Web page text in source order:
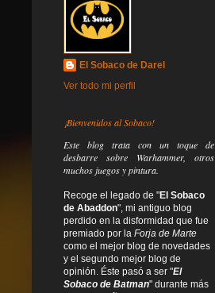
El Sobaco de Darel
Ver todo mi perfil
¡Bienvenidos al Sobaco!
Este blog trata con un toque de
desbarre sobre Warhammer, otros
muchos juegos y pintura.
Recoge el legado de "El Sobaco
de Abaddon", mi antiguo blog
perdido en la disformidad que fue
premiado por la Forja de Marte
como el mejor blog de novedades
y el segundo mejor blog de
opinión. Éste pasó a ser "El
Sobaco de Batman" durante más